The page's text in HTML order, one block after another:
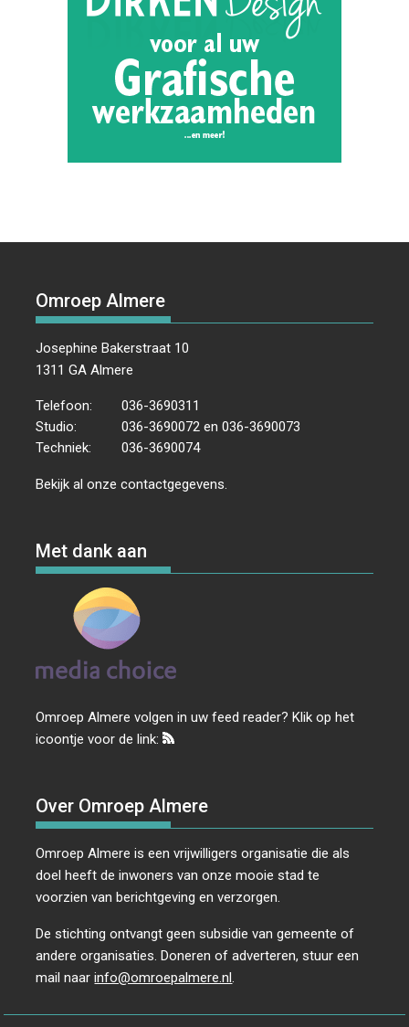
Omroep Almere
Josephine Bakerstraat 10
1311 GA Almere
Telefoon:
036-3690311
Studio:
036-3690072 en 036-3690073
Techniek:
036-3690074
Bekijk al onzecontactgegevens
Met dank aan
Omroep Almere volgen in uw feed reader? Klik op het
icoontje voor de link:
Over Omroep Almere
Omroep Almere is een vrijwilligers organisatie die als
doel heeft de inwoners van onze mooie stad te
voorzien van berichtgeving en verzorgen.
De stichting ontvangt geen subsidie van gemeente of
andere organisaties. Doneren of adverteren, stuur een
mail naarinfo@omroepalmere.nl.